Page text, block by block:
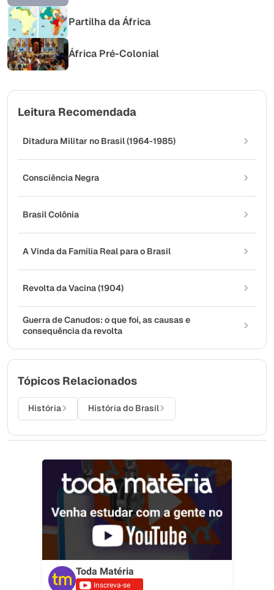
Partilha da África
África Pré-Colonial
Leitura Recomendada
Ditadura Militar no Brasil (1964-1985)
Consciência Negra
Brasil Colônia
A Vinda da Família Real para o Brasil
Revolta da Vacina (1904)
Guerra de Canudos: o que foi, as causas e
consequência da revolta
Tópicos Relacionados
História História do Brasil
Toda Matéria
Inscreva-se